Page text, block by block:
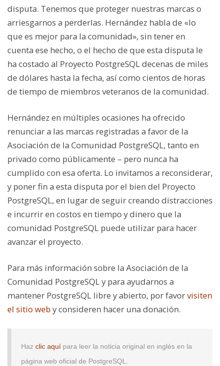
disputa. Tenemos que proteger nuestras marcas o
arriesgarnos a perderlas. Hernández habla de «lo
que es mejor para la comunidad», sin tener en
cuenta ese hecho, o el hecho de que esta disputa le
ha costado al Proyecto PostgreSQL decenas de miles
de dólares hasta la fecha, así como cientos de horas
de tiempo de miembros veteranos de la comunidad.
Hernández en múltiples ocasiones ha ofrecido
renunciar a las marcas registradas a favor de la
Asociación de la Comunidad PostgreSQL, tanto en
privado como públicamente – pero nunca ha
cumplido con esa oferta. Lo invitamos a reconsiderar,
y poner fin a esta disputa por el bien del Proyecto
PostgreSQL, en lugar de seguir creando distracciones
e incurrir en costos en tiempo y dinero que la
comunidad PostgreSQL puede utilizar para hacer
avanzar el proyecto.
Para más información sobre la Asociación de la
Comunidad PostgreSQL y para ayudarnos a
mantener PostgreSQL libre y abierto, por favorvisiten
el sitio web y consideren hacer una donación.
Haz clic aquí para leer la noticia original en inglés en la
página web oficial de PostgreSQL.